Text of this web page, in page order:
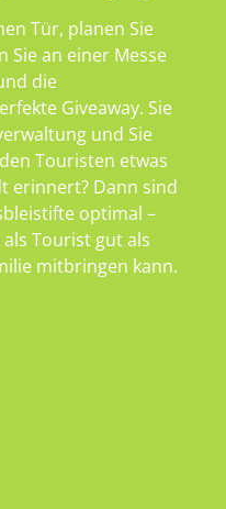
Tür, planen Sie
Sie an einer Messe
die
Giveaway. Sie
und Sie
Touristen etwas
erinnert? Dann sind
optimal –
Tourist gut als
mitbringen kann.